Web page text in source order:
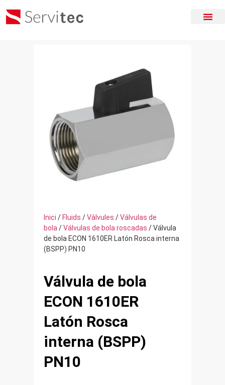
Inici /Fluids /Vàlvules /Válvulas de
bola /Válvulas de bola roscadas / Válvula
de bola ECON 1610ER Latón Rosca interna
(BSPP) PN10
Válvula de bola
ECON 1610ER
Latón Rosca
interna (BSPP)
PN10